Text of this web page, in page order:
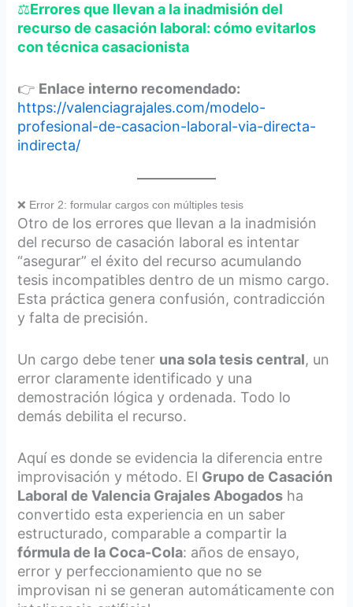
⚖️Errores que llevan a la inadmisión del
recurso de casación laboral: cómo evitarlos
con técnica casacionista
👉 Enlace interno recomendado:
https://valenciagrajales.com/modelo-
profesional-de-casacion-laboral-via-directa-
indirecta/
❌ Error 2: formular cargos con múltiples tesis
Otro de los errores que llevan a la inadmisión
del recurso de casación laboral es intentar
“asegurar” el éxito del recurso acumulando
tesis incompatibles dentro de un mismo cargo.
Esta práctica genera confusión, contradicción
y falta de precisión.
Un cargo debe tener una sola tesis central, un
error claramente identificado y una
demostración lógica y ordenada. Todo lo
demás debilita el recurso.
Aquí es donde se evidencia la diferencia entre
improvisación y método. El Grupo de Casación
Laboral de Valencia Grajales Abogados ha
convertido esta experiencia en un saber
estructurado, comparable a compartir la
fórmula de la Coca-Cola: años de ensayo,
error y perfeccionamiento que no se
improvisan ni se generan automáticamente con